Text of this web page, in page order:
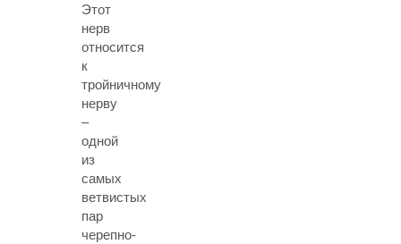
Этот
нерв
относится
к
тройничному
нерву
–
одной
из
самых
ветвистых
пар
черепно-